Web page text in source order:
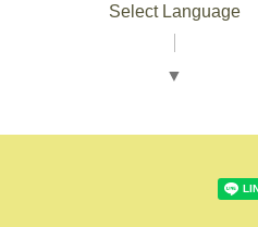
Select Language
▼